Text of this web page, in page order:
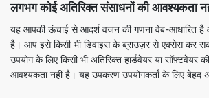
लगभग कोई अतिरिक्त संसाधनों की आवश्यकता
यह आपकी ऊंचाई से आदर्श वजन की गणना वेब-आधारित है
है। आप इसे किसी भी डिवाइस के ब्राउज़र से एक्सेस कर
उपयोग के लिए किसी भी अतिरिक्त हार्डवेयर या सॉफ़्टवेयर
आवश्यकता नहीं है। यह उपकरण उपयोगकर्ता के लिए